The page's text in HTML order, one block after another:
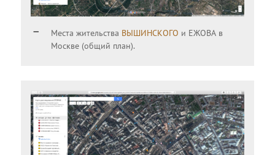
Места жительства ВЫШИНСКОГО и ЕЖОВА в
Москве (общий план).